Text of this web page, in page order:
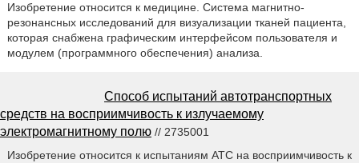
Изобретение относится к медицине. Система магнитно-
резонансных исследований для визуализации тканей пациента,
которая снабжена графическим интерфейсом пользователя и
модулем (программного обеспечения) анализа.
Способ испытаний автотранспортных
средств на восприимчивость к излучаемому
электромагнитному полю // 2735001
Изобретение относится к испытаниям АТС на восприимчивость к